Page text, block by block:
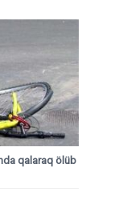
qalaraq ölüb